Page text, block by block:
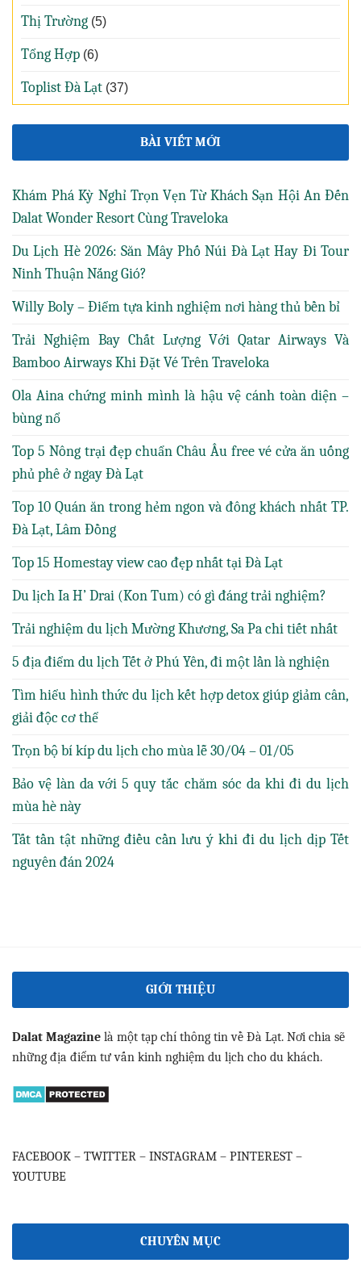
Thị Trường (5)
Tổng Hợp (6)
Toplist Đà Lạt (37)
BÀI VIẾT MỚI
Khám Phá Kỳ Nghỉ Trọn Vẹn Từ Khách Sạn Hội An Đến
Dalat Wonder Resort Cùng Traveloka
Du Lịch Hè 2026: Săn Mây Phố Núi Đà Lạt Hay Đi Tour
Ninh Thuận Nắng Gió?
Willy Boly – Điểm tựa kinh nghiệm nơi hàng thủ bền bỉ
Trải Nghiệm Bay Chất Lượng Với Qatar Airways Và
Bamboo Airways Khi Đặt Vé Trên Traveloka
Ola Aina chứng minh mình là hậu vệ cánh toàn diện –
bùng nổ
Top 5 Nông trại đẹp chuẩn Châu Âu free vé cửa ăn uống
phủ phê ở ngay Đà Lạt
Top 10 Quán ăn trong hẻm ngon và đông khách nhất TP.
Đà Lạt, Lâm Đồng
Top 15 Homestay view cao đẹp nhất tại Đà Lạt
Du lịch Ia H’ Drai (Kon Tum) có gì đáng trải nghiệm?
Trải nghiệm du lịch Mường Khương, Sa Pa chi tiết nhất
5 địa điểm du lịch Tết ở Phú Yên, đi một lần là nghiện
Tìm hiểu hình thức du lịch kết hợp detox giúp giảm cân,
giải độc cơ thể
Trọn bộ bí kíp du lịch cho mùa lễ 30/04 – 01/05
Bảo vệ làn da với 5 quy tắc chăm sóc da khi đi du lịch
mùa hè này
Tất tần tật những điều cần lưu ý khi đi du lịch dịp Tết
nguyên đán 2024
GIỚI THIỆU
Dalat Magazine là một tạp chí thông tin về Đà Lạt. Nơi chia sẽ
những địa điểm tư vấn kinh nghiệm du lịch cho du khách.
FACEBOOK – TWITTER – INSTAGRAM – PINTEREST –
YOUTUBE
CHUYÊN MỤC